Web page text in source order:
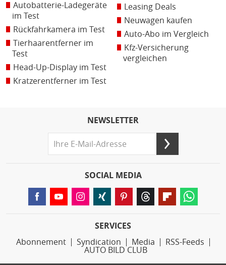
Autobatterie-Ladegeräte
im Test
Rückfahrkamera im Test
Tierhaarentferner im
Test
Head-Up-Display im Test
Kratzerentferner im Test
Leasing Deals
Neuwagen kaufen
Auto-Abo im Vergleich
Kfz-Versicherung
vergleichen
NEWSLETTER
SOCIAL MEDIA
SERVICES
Abonnement
Syndication Media
RSS-Feeds
AUTO BILD CLUB